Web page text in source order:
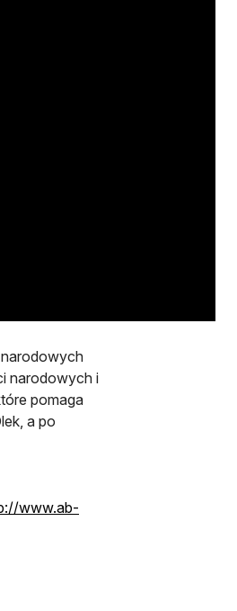
narodowych i
pomaga
a po
www.ab-